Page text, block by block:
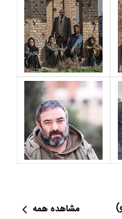
به بازی گرفتن از این تعداد بازیگر و
کرد آیامهرداد خوشبخت
به‌عنوان کارگردان و به‌عنوان بازیگردان و همچنین تیم بازیگری آبادان یازده 60
را نمایش دهند؟
جوان ،کاظم کامور،وحید
مشاهده همه